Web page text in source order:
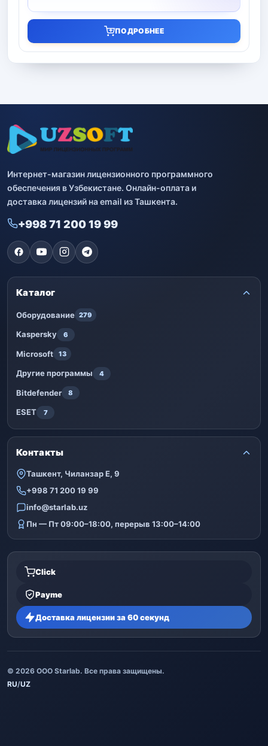
ПОДРОБНЕЕ
Интернет-магазин лицензионного программного
обеспечения в Узбекистане. Онлайн-оплата и
доставка лицензий на email из Ташкента.
+998 71 200 19 99
Каталог
Оборудование 279
Kaspersky 6
Microsoft 13
Другие программы 4
Bitdefender 8
ESET 7
Контакты
Ташкент, Чиланзар Е, 9
+998 71 200 19 99
info@starlab.uz
Пн — Пт 09:00–18:00, перерыв 13:00–14:00
Click
Payme
Доставка лицензии за 60 секунд
© 2026 ООО Starlab. Все права защищены.
RU/UZ